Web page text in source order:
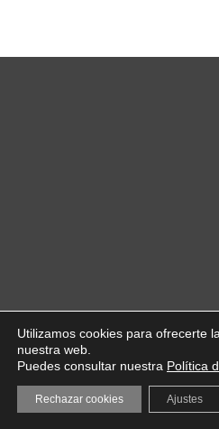
Utilizamos cookies para ofrecerte
nuestra web.
Puedes consultar nuestra Política
Rechazar cookies Ajustes